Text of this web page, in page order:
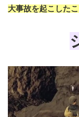
大事故を起こした